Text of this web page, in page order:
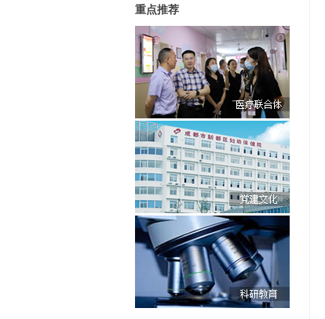
重点推荐